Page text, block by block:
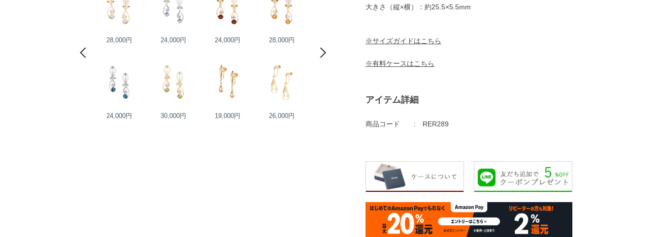
28,000円 24,000円 24,000円 28,000円
24,000円 30,000円 19,000円 26,000円
25,000円 25,000円
大きさ（縦×横）：約25.5×5.5mm
※サイズガイドはこちら
※有料ケースはこちら
アイテム詳細
商品コード RER289